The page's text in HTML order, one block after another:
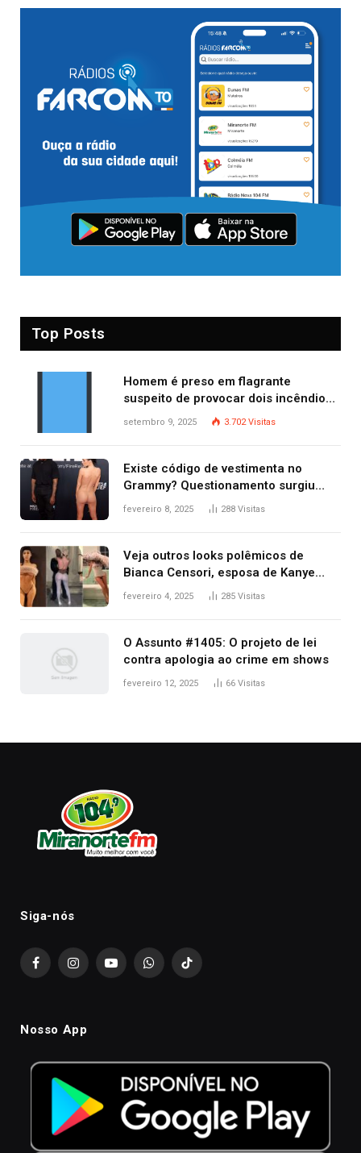
Top Posts
Homem é preso em flagrante
suspeito de provocar dois incêndios
criminosos no mesmo dia
setembro 9, 2025 3.702Visitas
Existe código de vestimenta no
Grammy? Questionamento surgiu
após Bianca Censori, mulher de
fevereiro 8, 2025 288 Visitas
Veja outros looks polêmicos de
Bianca Censori, esposa de Kanye
West que apareceu nua no Grammy
fevereiro 4, 2025 285 Visitas
O Assunto #1405: O projeto de lei
contra apologia ao crime em shows
fevereiro 12, 2025 66 Visitas
Siga-nós
FacebookInstagramYouTubeWhatsAppTikTok
Nosso App